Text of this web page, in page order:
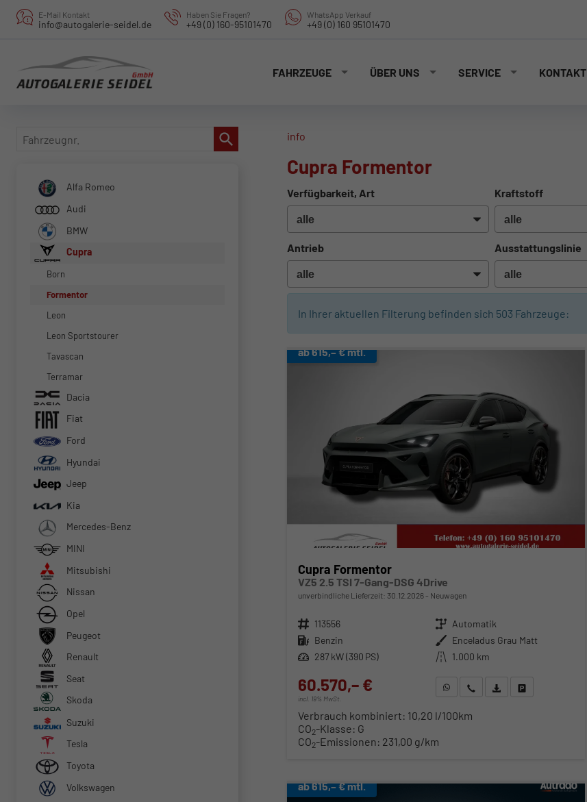
E-Mail Kontakt
info@autogalerie-seidel.de
Haben Sie Fragen?
+49 (0) 160-95101470
WhatsApp Verkauf
+49 (0) 160 95101470
FAHRZEUGE ÜBER UNS SERVICE KONTAKT
info
Cupra Formentor
Verfügbarkeit, Art Kraftstoff
Antrieb Ausstattungslinie
In Ihrer aktuellen Filterung befinden sich 503 Fahrzeuge:
ab 615,– € mtl.
Cupra Formentor
VZ5 2.5 TSI 7-Gang-DSG 4Drive
unverbindliche Lieferzeit: 30.12.2026 Neuwagen
Fahrzeugnr. 113556 Getriebe Automatik
Kraftstoff Benzin Außenfarbe Enceladus Grau Matt
Leistung 287 kW (390 PS) Kilometerstand 1.000 km
60.570,– €
incl. 19% MwSt.
WhatsApp anfragen
Wir rufen Sie anFahrzeugexposé (PDF)
Verbrauch kombiniert: 10,20 l/100km
CO2-Klasse: G
CO2-Emissionen: 231,00 g/km
ab 615,– € mtl.
Fahrzeugnr.
Alfa Romeo
Audi
BMW
Cupra
Born
Formentor
Leon
Leon Sportstourer
Tavascan
Terramar
Dacia
Fiat
Ford
Hyundai
Jeep
Kia
Mercedes-Benz
MINI
Mitsubishi
Nissan
Opel
Peugeot
Renault
Seat
Skoda
Suzuki
Tesla
Toyota
Volkswagen